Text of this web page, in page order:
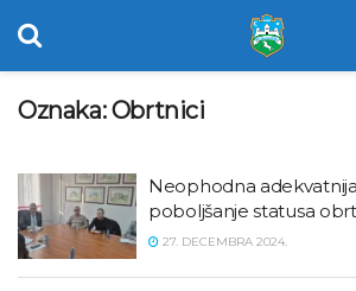
Oznaka:Obrtnici
Neophodna
poboljšanje statusa
27. DECEMBRA 2024.